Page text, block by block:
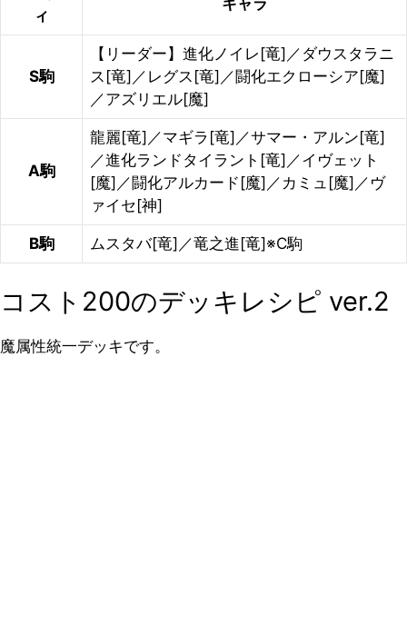
ィ
S駒
【リーダー】進化ノイレ[竜]／ダウスタラニ
ス[竜]／レグス[竜]／闘化エクローシア[魔]
／アズリエル[魔]
A駒
龍麗[竜]／マギラ[竜]／サマー・アルン[竜]
／進化ランドタイラント[竜]／イヴェット
[魔]／闘化アルカード[魔]／カミュ[魔]／ヴ
ァイセ[神]
B駒 ムスタバ[竜]／竜之進[竜]※C駒
コスト200のデッキレシピ ver.2
魔属性統一デッキです。